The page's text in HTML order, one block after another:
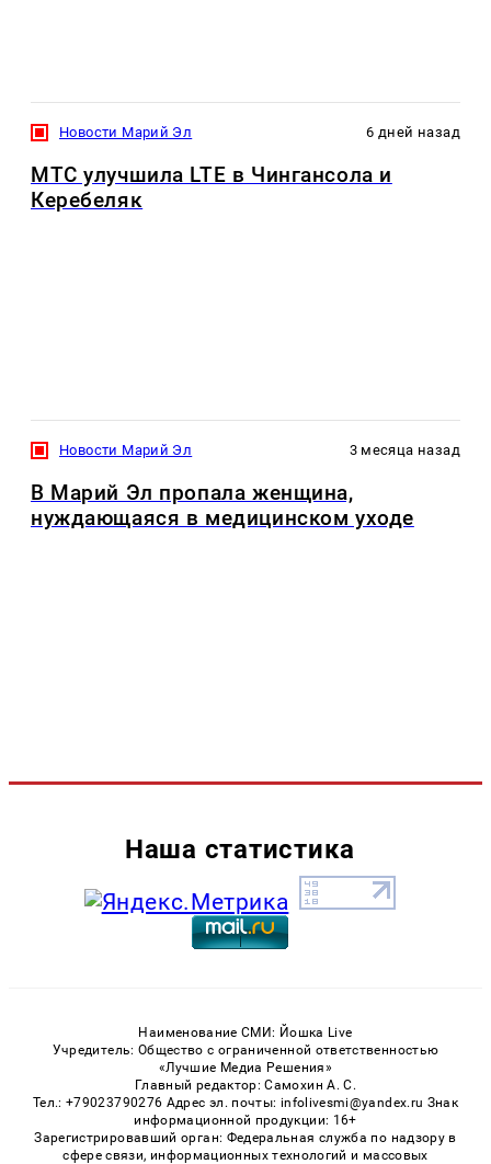
Новости Марий Эл 6 дней назад
МТС улучшила LTE в Чингансола и
Керебеляк
Новости Марий Эл 3 месяца назад
В Марий Эл пропала женщина,
нуждающаяся в медицинском уходе
Наша статистика
Наименование СМИ: Йошка Live
Учредитель: Общество с ограниченной ответственностью
«Лучшие Медиа Решения»
Главный редактор: Самохин А. С.
Тел.: +79023790276 Адрес эл. почты: infolivesmi@yandex.ru Знак
информационной продукции: 16+
Зарегистрировавший орган: Федеральная служба по надзору в
сфере связи, информационных технологий и массовых